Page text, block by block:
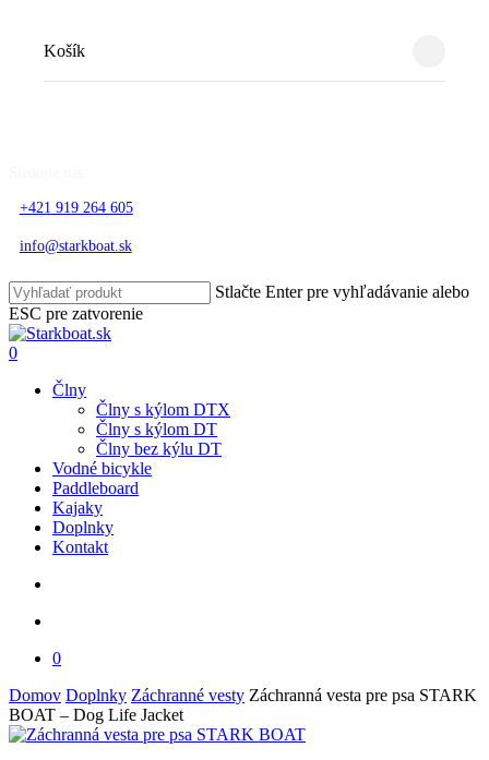
content
+421 919 264 605
info@starkboat.sk
Stlačte Enter pre vyhľadávanie alebo
ESC pre zatvorenie
Close
Search
search
account
0
Člny
Člny s kýlom DTX
Člny s kýlom DT
Člny bez kýlu DT
Vodné bicykle
Paddleboard
Kajaky
Doplnky
Kontakt
0
Košík
Domov Doplnky Záchranné vesty Záchranná vesta pre psa STARK
BOAT – Dog Life Jacket